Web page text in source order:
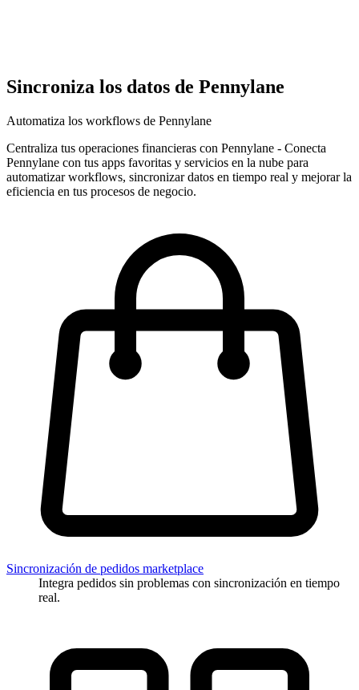
Sincroniza los datos de Pennylane
Automatiza los workflows de Pennylane
Centraliza tus operaciones financieras con Pennylane - Conecta
Pennylane con tus apps favoritas y servicios en la nube para
automatizar workflows, sincronizar datos en tiempo real y mejorar la
eficiencia en tus procesos de negocio.
Sincronización de pedidos marketplace
Integra pedidos sin problemas con sincronización en tiempo
real.